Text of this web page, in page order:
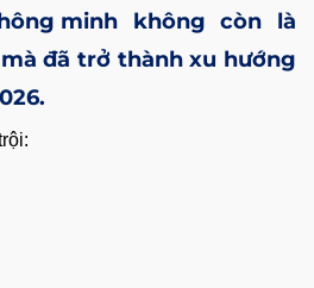
minh không còn là
mà đã trở thànhxu hướng
.